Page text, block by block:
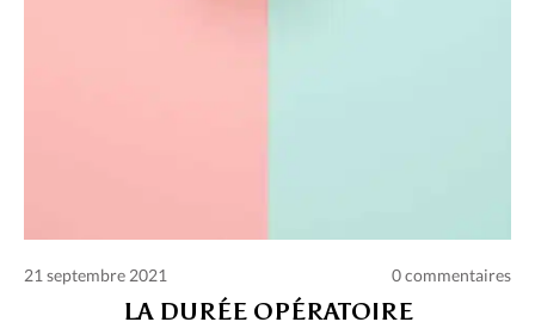
21 septembre 2021 0 commentaires
LA DURÉE OPÉRATOIRE